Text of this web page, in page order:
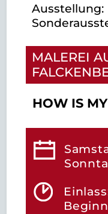
Ausstellung:
MALEREI
HOW IS